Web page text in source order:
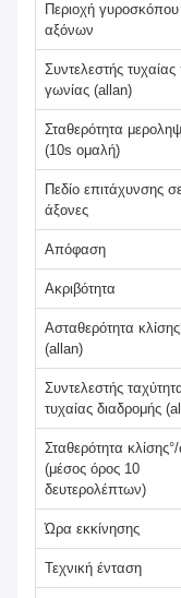
Περιοχή γυροσκόπου
αξόνων
Συντελεστής τυχαίας
γωνίας (allan)
Σταθερότητα
(10s ομαλή)
Πεδίο επιτάχυνσης
άξονες
Απόφαση
Ακριβότητα
Ασταθερότητα
(allan)
Συντελεστής
τυχαίας διαδρομής
Σταθερότητα
(μέσος όρος 10
δευτερολέπτων)
Ώρα εκκίνησης
Τεχνική ένταση